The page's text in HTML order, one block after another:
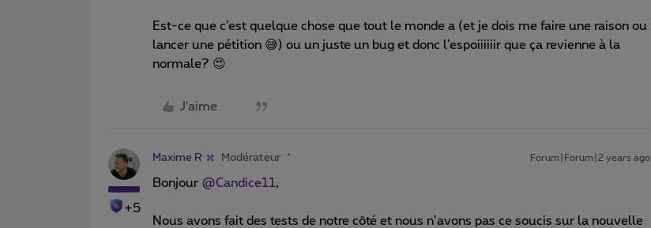
Est-ce que c’est quelque chose que tout le monde a (et je dois me faire une raison ou
lancer une pétition 😅) ou un juste un bug et donc l’espoiiiiiir que ça revienne à la
normale? 😍
J'aime
+5
Maxime R Modérateur Forum|Forum|2 years ago
Bonjour @Candice11,
Nous avons fait des tests de notre côté et nous n’avons pas ce soucis sur la nouvelle